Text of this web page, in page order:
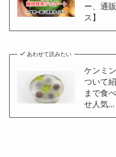
ー、通
ス】
あわせて読みたい
ケンミ
ついて
まで食
せ人気...